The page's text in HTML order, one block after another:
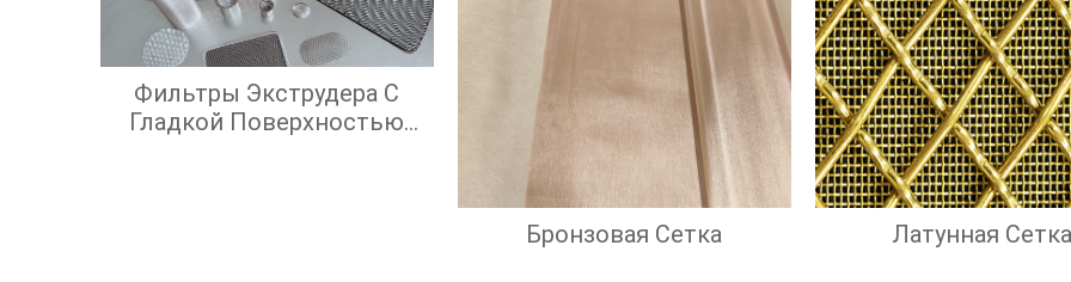
Фильтры Экструдера С
Гладкой Поверхностью
Бронзовая Сетка
Латунная Сетка